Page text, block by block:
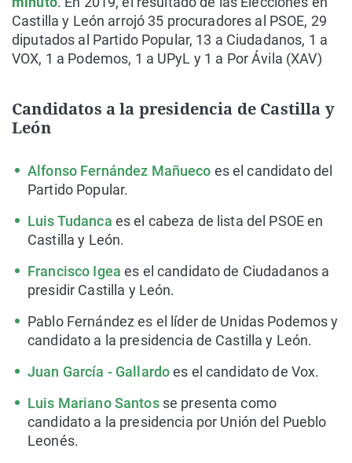
Castilla y León arrojó 35 procuradores al PSOE, 29
diputados al Partido Popular, 13 a Ciudadanos, 1 a
VOX, 1 a Podemos, 1 a UPyL y 1 a Por Ávila (XAV)
Candidatos a la presidencia de Castilla y
León
Alfonso Fernández Mañueco es el candidato del
Partido Popular.
Luis Tudanca es el cabeza de lista del PSOE en
Castilla y León.
Francisco Igea es el candidato de Ciudadanos a
presidir Castilla y León.
Pablo Fernández es el líder de Unidas Podemos y
candidato a la presidencia de Castilla y León.
Juan García - Gallardoes el candidato de Vox.
Luis Mariano Santosse presenta como
candidato a la presidencia por Unión del Pueblo
Leonés.